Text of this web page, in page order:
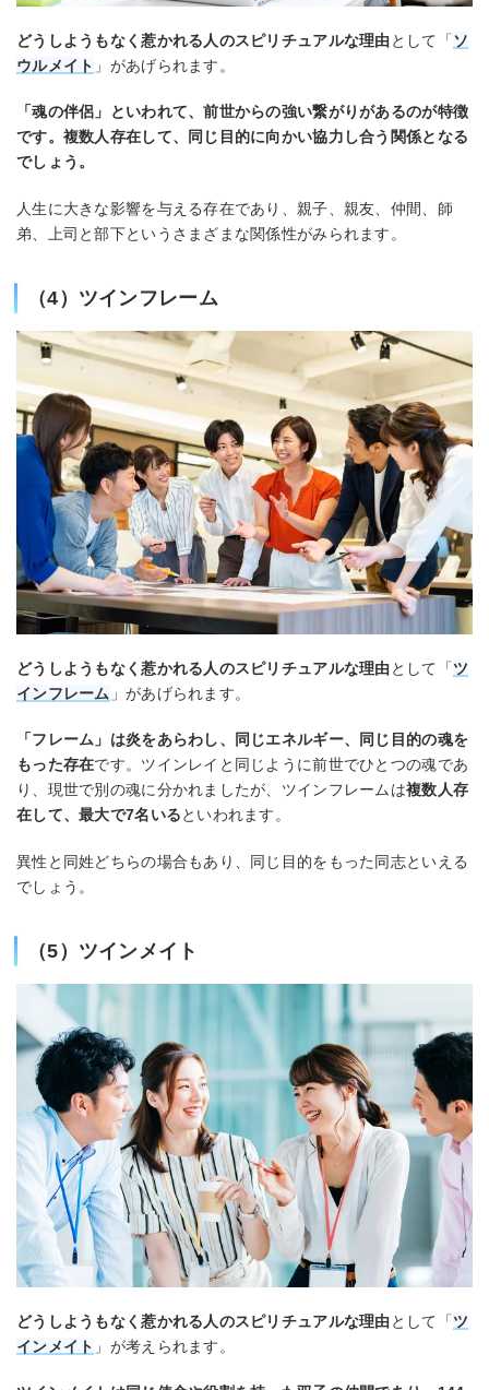
どうしようもなく惹かれる人のスピリチュアルな理由として「ソ
ウルメイト 」があげられます。
「魂の伴侶」といわれて、前世からの強い繋がりがあるのが特徴
です。複数人存在して、同じ目的に向かい協力し合う関係となる
でしょう。
人生に大きな影響を与える存在であり、親子、親友、仲間、師
弟、上司と部下というさまざまな関係性がみられます。
（4）ツインフレーム
どうしようもなく惹かれる人のスピリチュアルな理由として「ツ
インフレーム 」があげられます。
「フレーム」は炎をあらわし、同じエネルギー、同じ目的の魂を
もった存在です。ツインレイと同じように前世でひとつの魂であ
り、現世で別の魂に分かれましたが、ツインフレームは複数人存
在して、最大で7名いるといわれます。
異性と同姓どちらの場合もあり、同じ目的をもった同志といえる
でしょう。
（5）ツインメイト
どうしようもなく惹かれる人のスピリチュアルな理由として「ツ
インメイト 」が考えられます。